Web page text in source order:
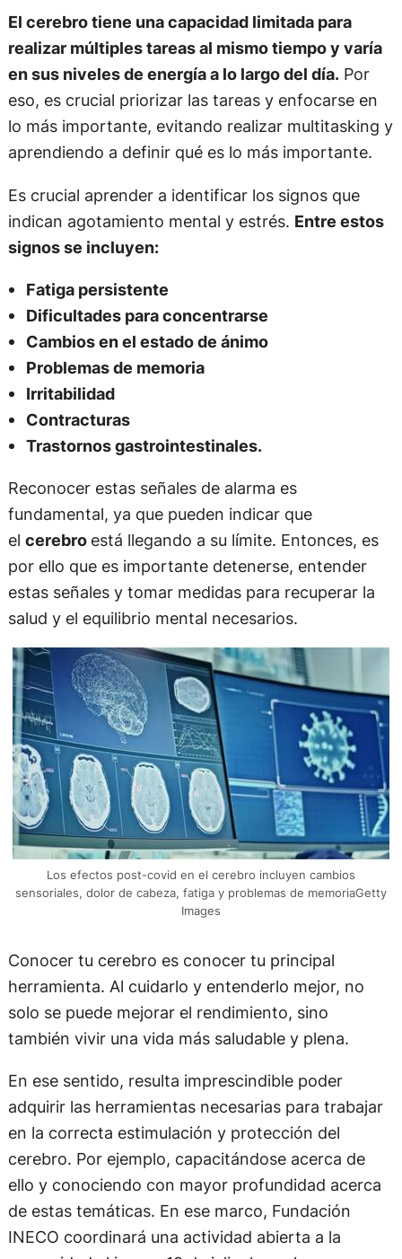
El cerebro tiene una capacidad limitada para
realizar múltiples tareas al mismo tiempo y varía
en sus niveles de energía a lo largo del día.Por
eso, es crucial priorizar las tareas y enfocarse en
lo más importante, evitando realizar multitasking y
aprendiendo a definir qué es lo más importante.
Es crucial aprender a identificar los signos que
indican agotamiento mental y estrés. Entre estos
signos se incluyen:
Fatiga persistente
Dificultades para concentrarse
Cambios en el estado de ánimo
Problemas de memoria
Irritabilidad
Contracturas
Trastornos gastrointestinales.
Reconocer estas señales de alarma es
fundamental, ya que pueden indicar que
el cerebro está llegando a su límite. Entonces, es
por ello que es importante detenerse, entender
estas señales y tomar medidas para recuperar la
salud y el equilibrio mental necesarios.
Los efectos post-covid en el cerebro incluyen cambios
sensoriales, dolor de cabeza, fatiga y problemas de memoriaGetty
Images
Conocer tu cerebro es conocer tu principal
herramienta. Al cuidarlo y entenderlo mejor, no
solo se puede mejorar el rendimiento, sino
también vivir una vida más saludable y plena.
En ese sentido, resulta imprescindible poder
adquirir las herramientas necesarias para trabajar
en la correcta estimulación y protección del
cerebro. Por ejemplo, capacitándose acerca de
ello y conociendo con mayor profundidad acerca
de estas temáticas. En ese marco, Fundación
INECO coordinará una actividad abierta a la